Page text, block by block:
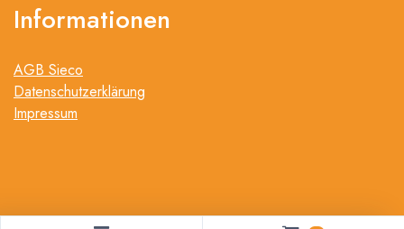
Informationen
AGB Sieco
Datenschutzerklärung
Impressum